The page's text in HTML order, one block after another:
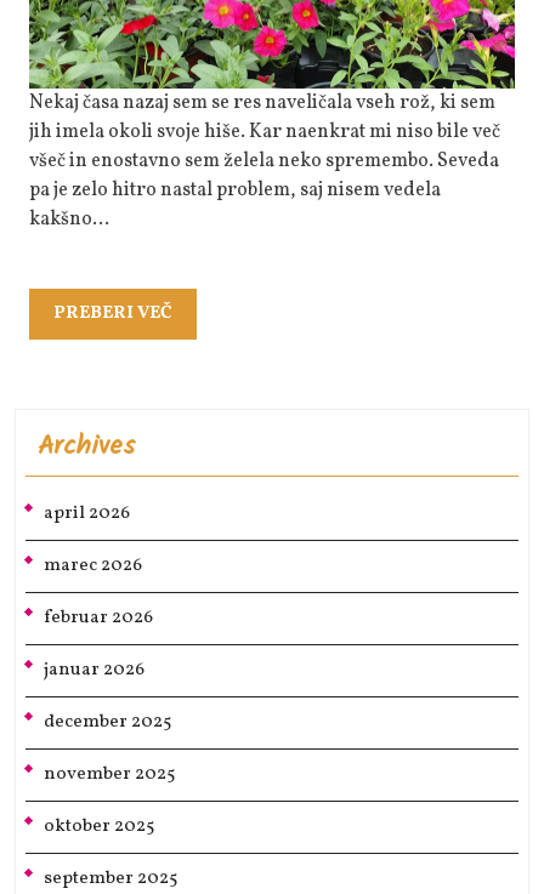
Nekaj časa nazaj sem se res naveličala vseh rož, ki sem
jih imela okoli svoje hiše. Kar naenkrat mi niso bile več
všeč in enostavno sem želela neko spremembo. Seveda
pa je zelo hitro nastal problem, saj nisem vedela
kakšno…
PREBERI VEČ
VEČ
Archives
april 2026
marec 2026
februar 2026
januar 2026
december 2025
november 2025
oktober 2025
september 2025